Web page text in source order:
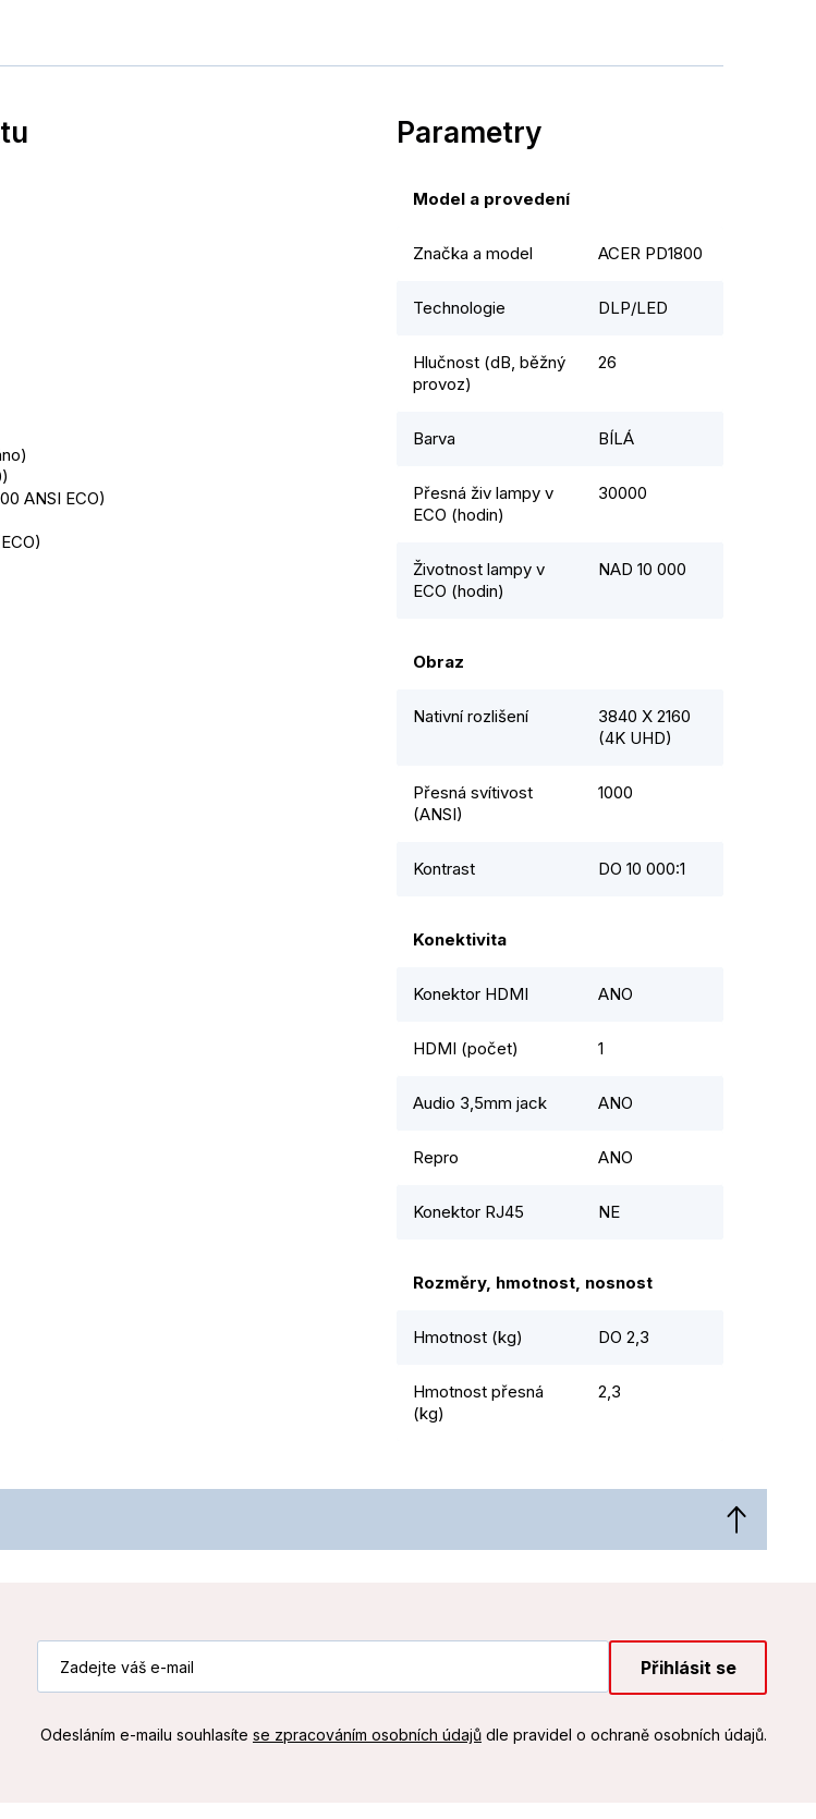
ANSI ECO)
Parametry
Model a provedení
Značka a model ACER PD1800
Technologie DLP/LED
Hlučnost (dB, běžný
provoz)
26
Barva BÍLÁ
Přesná živ lampy v
ECO (hodin)
30000
Životnost lampy v
ECO (hodin)
NAD 10 000
Obraz
Nativní rozlišení
3840 X 2160
(4K UHD)
Přesná svítivost
(ANSI)
1000
Kontrast DO 10 000:1
Konektivita
Konektor HDMI ANO
HDMI (počet) 1
Audio 3,5mm jack ANO
Repro ANO
Konektor RJ45 NE
Rozměry, hmotnost, nosnost
Hmotnost (kg) DO 2,3
Hmotnost přesná
(kg)
2,3
Přihlásit se
Odesláním e-mailu souhlasíte se zpracováním osobních údajůdle pravidel o ochraně osobních údajů.